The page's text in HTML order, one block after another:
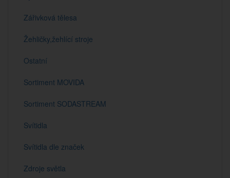
Zářivková tělesa
Žehličky,žehlící stroje
Ostatní
Sortiment MOVIDA
Sortiment SODASTREAM
Svítidla
Svítidla dle značek
Zdroje světla